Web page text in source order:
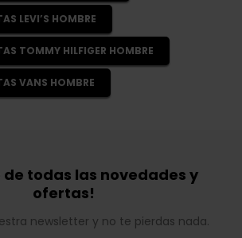
LEVI’S HOMBRE
TOMMY HILFIGER HOMBRE
VANS HOMBRE
de todas las novedades y
ofertas!
newsletter y no te pierdas nada.